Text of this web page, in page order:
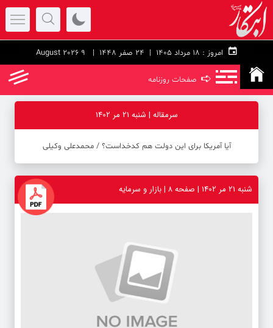
امروز : 24 صفر 1448 | 9 August 2026
➪ صفحات روزنامه
سرمقاله | شنبه 21 مر 1402
آیا آمریکا برای این دولت هم کدخداست؟ / محمدعلی وکیلی
شنبه 21 مر 1402 | صفحه ۸ | بازار و سرمایه